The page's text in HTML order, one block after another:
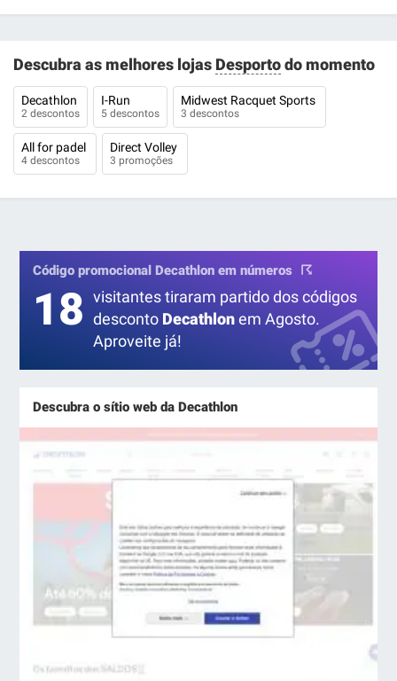
Descubra as melhores lojas Desportodo momento
Decathlon
2 descontos
I-Run
5 descontos
Midwest Racquet Sports
3 descontos
All for padel
4 descontos
Direct Volley
3 promoções
Código promocional Decathlon em números
18 visitantes tiraram partido dos códigos
desconto Decathlonem Agosto.
Aproveite já!
Descubra o sítio web da Decathlon